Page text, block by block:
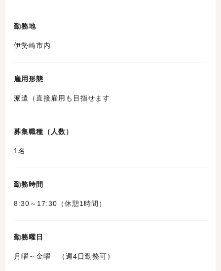
勤務地
伊勢崎市内
雇用形態
派遣（直接雇用も目指せます
募集職種（人数）
1名
勤務時間
8:30～17:30（休憩1時間）
勤務曜日
月曜～金曜 （週4日勤務可）